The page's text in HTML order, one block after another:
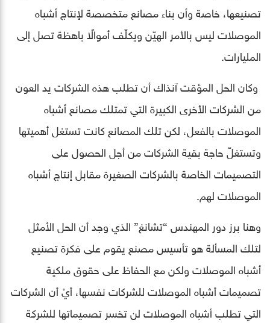
تصنيعها، خاصة وأن بناء مصانع متخصصة لإنتاج أشباه
الموصلات ليس بالأمر الهيّن ويكلّف أموالًا باهظة تصل إلى
المليارات.
وكان الحل المؤقت آنذاك أن تطلب هذه الشركات يد العون
من الشركات الأخرى الكبيرة التي تمتلك مصانع أشباه
الموصلات بالفعل، لكن تلك المصانع كانت تستغل أهميتها
وتستغلّ حاجة بقية الشركات من أجل الحصول على
التصميمات الخاصة بالشركات الصغيرة مقابل إنتاج أشباه
الموصلات لهم.
وهنا برز دور المهندس “تشانغ” الذي وجد أن الحل الأمثل
لتلك المسألة هو تأسيس مصنع يقوم على فكرة تصنيع
أشباه الموصلات ولكن مع الحفاظ على حقوق ملكية
تصميمات أشباه الموصلات للشركات نفسها، أيْ أن الشركات
التي تطلب أشباه الموصلات لن تخسر تصميماتها للشركة